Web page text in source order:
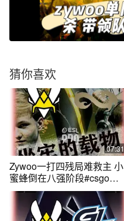
猜你喜欢
07:31
Zywoo一打四残局难救主 小
蜜蜂倒在八强阶段#csgo
#cs2 #zywoo